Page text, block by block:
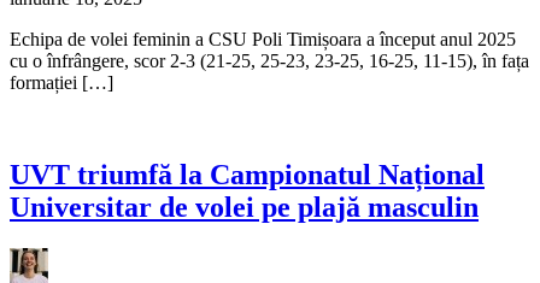
Echipa de volei feminin a CSU Poli Timișoara a început anul 2025
cu o înfrângere, scor 2-3 (21-25, 25-23, 23-25, 16-25, 11-15), în fața
formației […]
UVT triumfă la Campionatul Național
Universitar de volei pe plajă masculin